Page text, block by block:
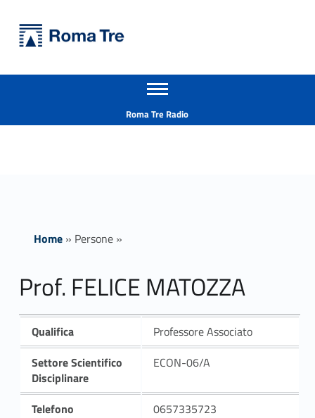
Prof. FELICE MATOZZA - Università Roma Tre
Apri il menu secondario
Roma Tre Radio
Home» Persone»
Prof. FELICE MATOZZA
Qualifica
Professore Associato
Settore Scientifico
Disciplinare
ECON-06/A
Telefono
0657335723